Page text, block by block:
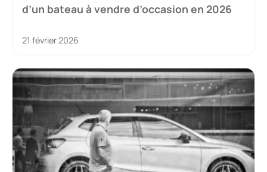
d’un bateau à vendre d’occasion en 2026
21 février 2026